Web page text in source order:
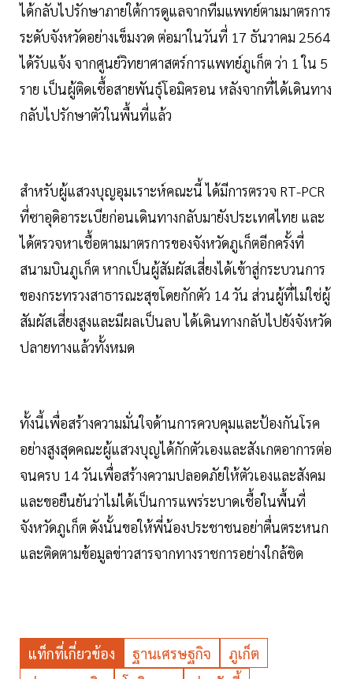
ได้กลับไปรักษาภายใต้การดูแลจากทีมแพทย์ตามมาตรการ
ระดับจังหวัดอย่างเข็มงวด ต่อมาในวันที่ 17 ธันวาคม 2564
ได้รับแจ้ง จากศูนย์วิทยาศาสตร์การแพทย์ภูเก็ต ว่า 1 ใน 5
ราย เป็นผู้ติดเชื้อสายพันธุ์โอมิครอน หลังจากที่ได้เดินทาง
กลับไปรักษาตัวในพื้นที่แล้ว
สำหรับผู้แสวงบุญอุมเราะห์คณะนี้ ได้มีการตรวจ RT-PCR
ที่ซาอุดิอาระเบียก่อนเดินทางกลับมายังประเทศไทย และ
ได้ตรวจหาเชื้อตามมาตรการของจังหวัดภูเก็ตอีกครั้งที่
สนามบินภูเก็ต หากเป็นผู้สัมผัสเสี่ยงได้เข้าสู่กระบวนการ
ของกระทรวงสาธารณะสุขโดยกักตัว 14 วัน ส่วนผู้ที่ไม่ใช่ผู้
สัมผัสเสี่ยงสูงและมีผลเป็นลบ ได้เดินทางกลับไปยังจังหวัด
ปลายทางแล้วทั้งหมด
ทั้งนี้เพื่อสร้างความมั่นใจด้านการควบคุมและป้องกันโรค
อย่างสูงสุดคณะผู้แสวงบุญได้กักตัวเองและสังเกตอาการต่อ
จนครบ 14 วันเพื่อสร้างความปลอดภัยให้ตัวเองและสังคม
และขอยืนยันว่าไม่ได้เป็นการแพร่ระบาดเชื้อในพื้นที่
จังหวัดภูเก็ต ดังนั้นขอให้พี่น้องประชาชนอย่าตื่นตระหนก
และติดตามข้อมูลข่าวสารจากทางราชการอย่างใกล้ชิด
แท็กที่เกี่ยวข้อง ฐานเศรษฐกิจ
ภูเก็ต